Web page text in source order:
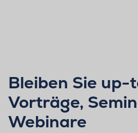
Bleiben Sie
Vorträge,
Webinare